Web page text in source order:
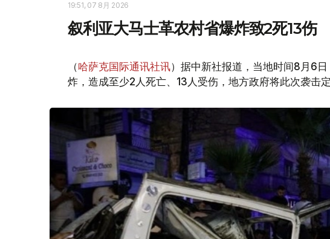
19:51, 07 8月 2026
叙利亚大马士革农村省爆炸致2死13伤
（哈萨克国际通讯社讯）据中新社报道，当地时间8月6
炸，造成至少2人死亡、13人受伤，地方政府将此次袭击定